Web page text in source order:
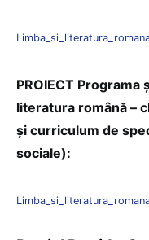
PROIECT Programa
literatura română –
și curriculum de
sociale):